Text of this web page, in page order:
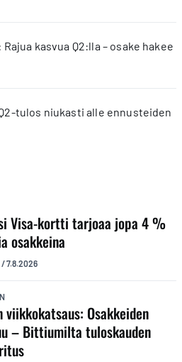
kasvua Q2:lla – osake hakee
tulos niukasti alle ennusteiden
Visa-kortti tarjoaa jopa 4 %
osakkeina
/7.8.2026
Osakkeiden
– Bittiumilta tuloskauden